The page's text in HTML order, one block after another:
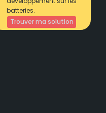
batteries.
Trouver ma solution